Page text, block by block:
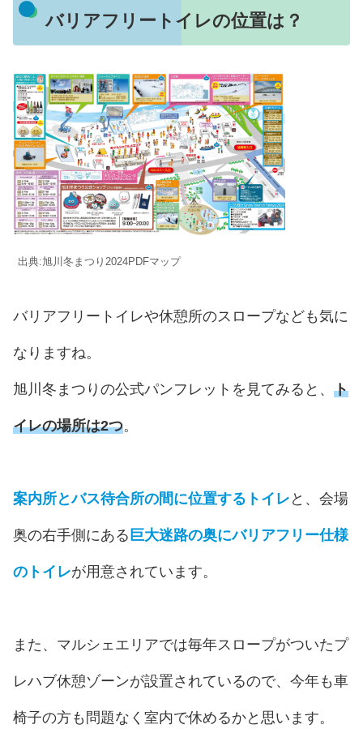
バリアフリートイレの位置は？
出典:旭川冬まつり2024PDFマップ
バリアフリートイレや休憩所のスロープなども気に
なりますね。
旭川冬まつりの公式パンフレットを見てみると、 ト
イレの場所は2つ。
案内所とバス待合所の間に位置するトイレ と、会場
奥の右手側にある 巨大迷路の奥にバリアフリー仕様
のトイレが用意されています。
また、マルシェエリアでは毎年スロープがついたプ
レハブ休憩ゾーンが設置されているので、今年も車
椅子の方も問題なく室内で休めるかと思います。